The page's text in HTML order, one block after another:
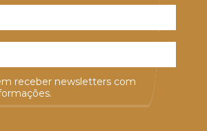
receber newsletters com